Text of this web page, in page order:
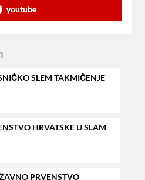
youtube
SLEM TAKMIČENJE
HRVATSKE U SLAM
PRVENSTVO